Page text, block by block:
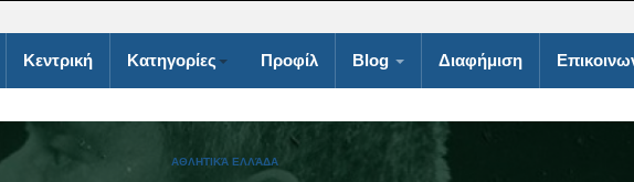
Κεντρική Κατηγορίες Προφίλ Blog Διαφήμιση
ΑΘΛΗΤΙΚΆ ΕΛΛΆΔΑ